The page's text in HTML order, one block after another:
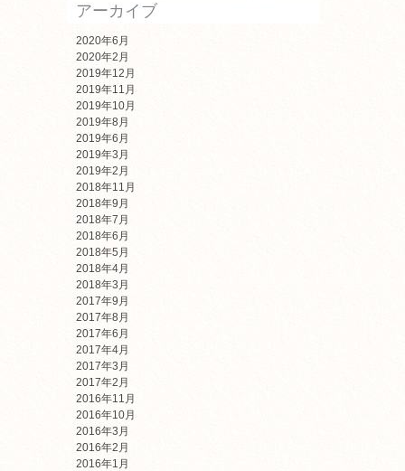
アーカイブ
2020年6月
2020年2月
2019年12月
2019年11月
2019年10月
2019年8月
2019年6月
2019年3月
2019年2月
2018年11月
2018年9月
2018年7月
2018年6月
2018年5月
2018年4月
2018年3月
2017年9月
2017年8月
2017年6月
2017年4月
2017年3月
2017年2月
2016年11月
2016年10月
2016年3月
2016年2月
2016年1月